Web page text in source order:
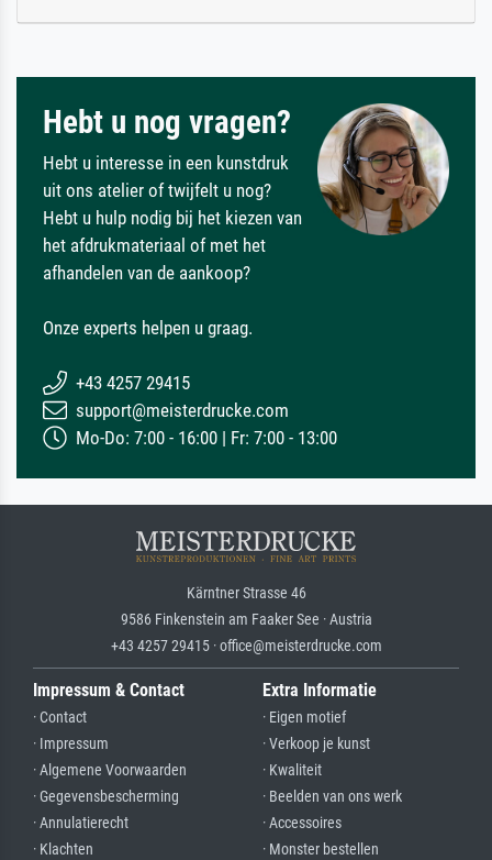
Hebt u nog vragen?
Hebt u interesse in een kunstdruk
uit ons atelier of twijfelt u nog?
Hebt u hulp nodig bij het kiezen van
het afdrukmateriaal of met het
afhandelen van de aankoop?
Onze experts helpen u graag.
+43 4257 29415
support@meisterdrucke.com
Mo-Do: 7:00 - 16:00 | Fr: 7:00 - 13:00
Kärntner Strasse 46
9586 Finkenstein am Faaker See · Austria
+43 4257 29415 · office@meisterdrucke.com
Impressum & Contact
· Contact
· Impressum
· Algemene Voorwaarden
· Gegevensbescherming
· Annulatierecht
· Klachten
Extra Informatie
· Eigen motief
· Verkoop je kunst
· Kwaliteit
· Beelden van ons werk
· Accessoires
· Monster bestellen